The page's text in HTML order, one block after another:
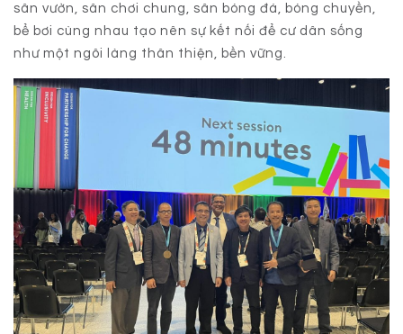
sân vườn, sân chơi chung, sân bóng đá, bóng chuyền,
bể bơi cùng nhau tạo nên sự kết nối để cư dân sống
như một ngôi làng thân thiện, bền vững.